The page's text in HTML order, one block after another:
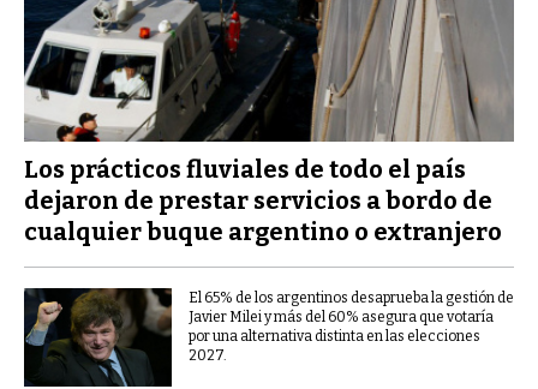
Los prácticos fluviales de todo el país
dejaron de prestar servicios a bordo de
cualquier buque argentino o extranjero
El 65% de los argentinos desaprueba la gestión de
Javier Milei y más del 60% asegura que votaría
por una alternativa distinta en las elecciones
2027.